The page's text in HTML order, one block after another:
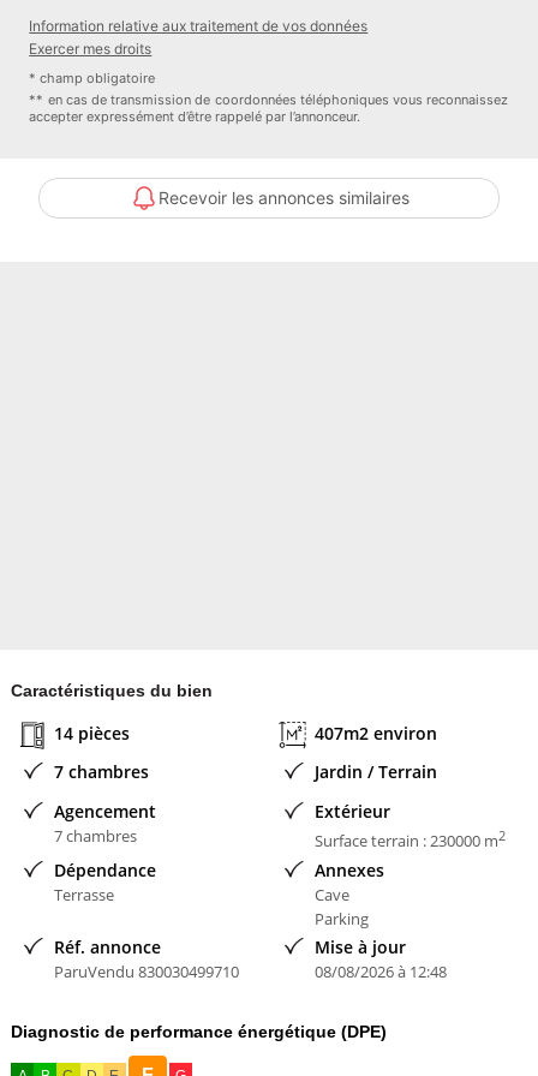
(réf. 586298 )
Nom du négociateur : DELCROIX Brigitte
Information relative aux traitement de vos données
Exercer mes droits
* champ obligatoire
** en cas de transmission de coordonnées téléphoniques vous reconnaissez
accepter expressément d’être rappelé par l’annonceur.
Recevoir les annonces similaires
Caractéristiques du bien
14 pièces
407m2 environ
7 chambres
Jardin / Terrain
Agencement
7 chambres
Extérieur
Surface terrain : 230000 m2
Dépendance
Terrasse
Annexes
Cave
Parking
Réf. annonce
ParuVendu 830030499710
Mise à jour
08/08/2026 à 12:48
Diagnostic de performance énergétique (DPE)